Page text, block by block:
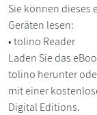
Sie können dieses
Geräten lesen:
• tolino Reader
Laden Sie das
tolino herunter
mit einer
Digital Editions.